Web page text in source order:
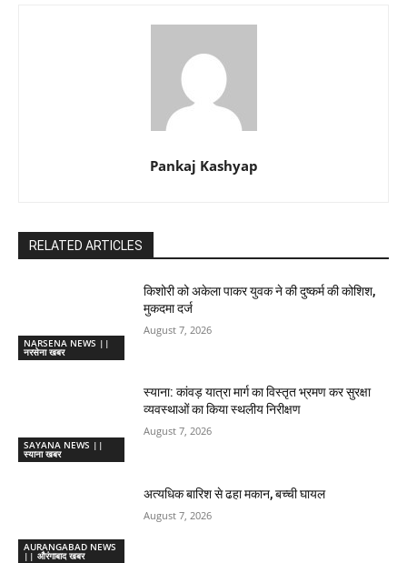
Pankaj Kashyap
RELATED ARTICLES
NARSENA NEWS ||
नरसेना खबर
किशोरी को अकेला पाकर युवक ने की दुष्कर्म की कोशिश,
मुकदमा दर्ज
August 7, 2026
SAYANA NEWS ||
स्याना खबर
स्याना: कांवड़ यात्रा मार्ग का विस्तृत भ्रमण कर सुरक्षा
व्यवस्थाओं का किया स्थलीय निरीक्षण
August 7, 2026
AURANGABAD NEWS
|| औरंगाबाद खबर
अत्यधिक बारिश से ढहा मकान, बच्ची घायल
August 7, 2026